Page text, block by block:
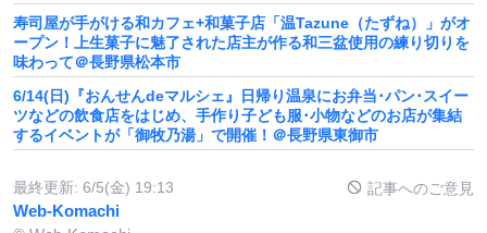
寿司屋が手がける和カフェ+和菓子店「温Tazune（たずね）」がオ
ープン！上生菓子に魅了された店主が作る和三盆使用の練り切りを
味わって＠長野県松本市
6/14(日)『おんせんdeマルシェ』日帰り温泉にお弁当･パン･スイー
ツなどの飲食店をはじめ、手作り子ども服･小物などのお店が集結
するイベントが「御牧乃湯」で開催！＠長野県東御市
最終更新: 6/5(金) 19:13 記事へのご意見
Web-Komachi